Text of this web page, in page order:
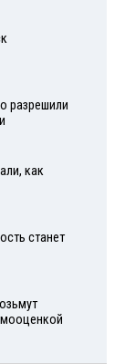
разрешили
как
станет